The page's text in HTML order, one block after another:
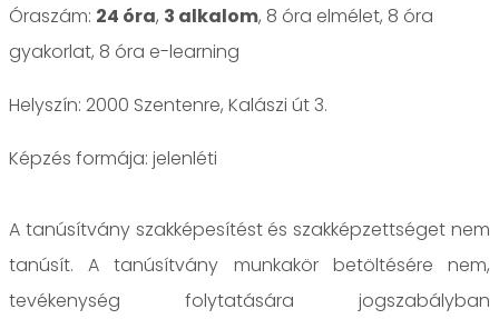
Óraszám: 24 óra, 3 alkalom, 8 óra elmélet, 8 óra
gyakorlat, 8 óra e-learning
Helyszín: 2000 Szentenre, Kalászi út 3.
jelenléti
A tanúsítvány szakképesítést és szakképzettséget nem
tanúsít. A tanúsítvány munkakör betöltésére nem,
tevékenység folytatására jogszabályban